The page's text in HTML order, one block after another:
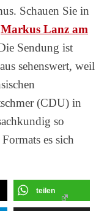
Schauen Sie in
Markus Lanz am
Sendung ist
sehenswert, weil
(CDU) in
so
es sich
teilen